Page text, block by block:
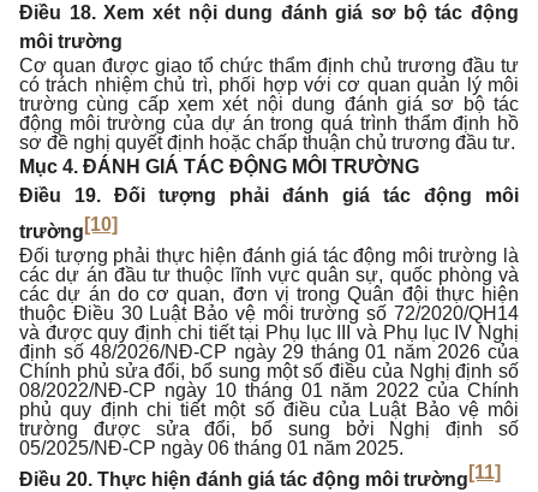
Điều 18. Xem xét nội dung đánh giá sơ bộ tác động
môi trường
Cơ quan được giao tổ chức thẩm định chủ trương đầu tư
có trách nhiệm chủ trì, phối hợp với cơ quan quản lý môi
trường cùng cấp xem xét nội dung đánh giá sơ bộ tác
động môi trường của dự án trong quá trình thẩm định hồ
sơ đề nghị quyết định hoặc chấp thuận chủ trương đầu tư.
Mục 4. ĐÁNH GIÁ TÁC ĐỘNG MÔI TRƯỜNG
Điều 19. Đối tượng phải đánh giá tác động môi
trường [10]
Đối tượng phải thực hiện đánh giá tác động môi trường là
các dự án đầu tư thuộc lĩnh vực quân sự, quốc phòng và
các dự án do cơ quan, đơn vị trong Quân đội thực hiện
thuộc Điều 30 Luật Bảo vệ môi trường số 72/2020/QH14
và được quy định chi tiết tại Phụ lục III và Phụ lục IV Nghị
định số 48/2026/NĐ-CP ngày 29 tháng 01 năm 2026 của
Chính phủ sửa đổi, bổ sung một số điều của Nghị định số
08/2022/NĐ-CP ngày 10 tháng 01 năm 2022 của Chính
phủ quy định chi tiết một số điều của Luật Bảo vệ môi
trường được sửa đổi, bổ sung bởi Nghị định số
05/2025/NĐ-CP ngày 06 tháng 01 năm 2025.
Điều 20. Thực hiện đánh giá tác động môi trường [11]